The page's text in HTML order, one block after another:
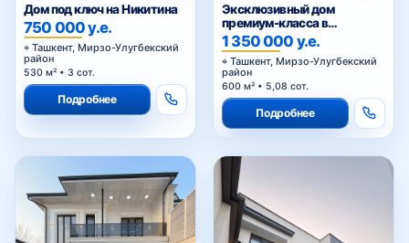
Дом под ключ на Никитина
750 000 у.е.
Ташкент, Мирзо-Улугбекский
район
530 м² • 3 сот.
Подробнее
Эксклюзивный дом
премиум-класса в
Мирзоулугбекском районе
1 350 000 у.е.
Ташкент, Мирзо-Улугбекский
район
600 м² • 5,08 сот.
Подробнее